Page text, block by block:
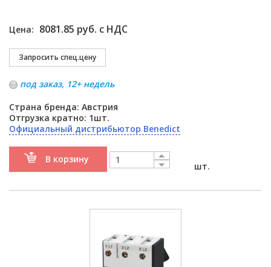
Цена: 8081.85 руб. с НДС
под заказ, 12+ недель
Страна бренда: Австрия
Отгрузка кратно: 1шт.
Официальный дистрибьютор Benedict
В корзину
шт.